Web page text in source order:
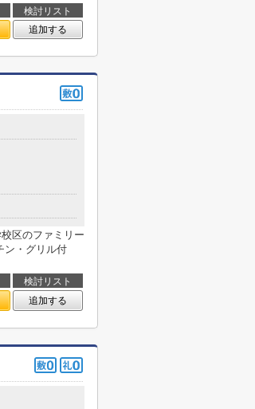
検討リスト
追加する
区のファミリー
ン・グリル付
検討リスト
追加する